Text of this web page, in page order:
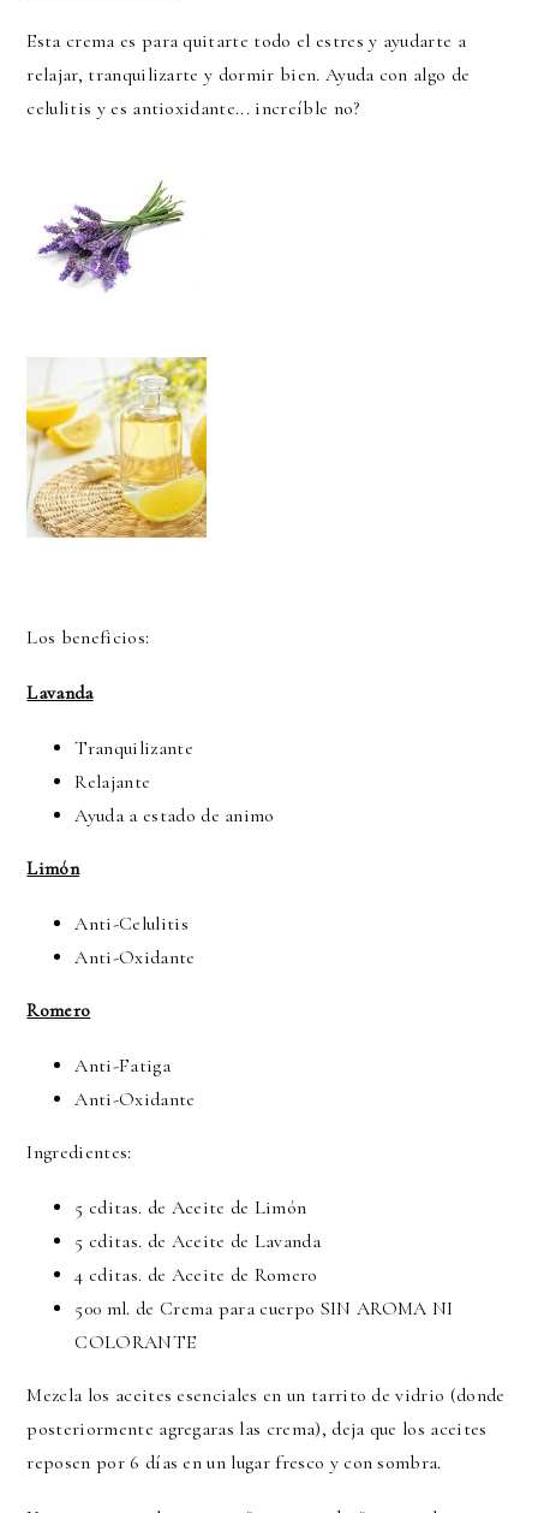
Esta crema es para quitarte todo el estres y ayudarte a
relajar, tranquilizarte y dormir bien. Ayuda con algo de
celulitis y es antioxidante... increíble no?
Los beneficios:
Lavanda
Tranquilizante
Relajante
Ayuda a estado de animo
Limón
Anti-Celulitis
Anti-Oxidante
Romero
Anti-Fatiga
Anti-Oxidante
Ingredientes:
5 cditas. de Aceite de Limón
5 cditas. de Aceite de Lavanda
4 cditas. de Aceite de Romero
500 ml. de Crema para cuerpo SIN AROMA NI
COLORANTE
Mezcla los aceites esenciales en un tarrito de vidrio (donde
posteriormente agregaras las crema), deja que los aceites
reposen por 6 días en un lugar fresco y con sombra.